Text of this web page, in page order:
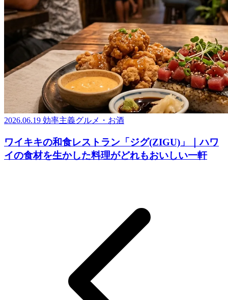
2026.06.19 効率主義グルメ・お酒
ワイキキの和食レストラン「ジグ(ZIGU)」｜ハワ
イの食材を生かした料理がどれもおいしい一軒